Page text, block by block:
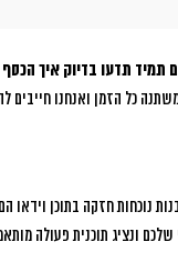
תמיד תדעו בדיוק איך
כל הזמן ואנחנו חייבים
נוכחות חזקה בתוכן וידאו
ונציג תוכנית פעולה